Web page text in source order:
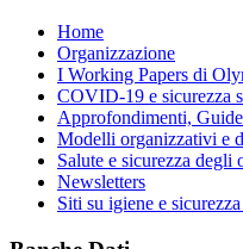
Home
Organizzazione
I Working Papers di
COVID-19 e sicurezza
Approfondimenti,
Modelli organizzativi e
Salute e sicurezza degli
Newsletters
Siti su igiene e